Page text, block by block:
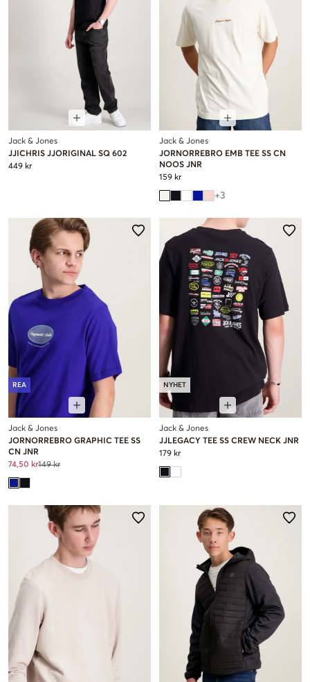
Jack & Jones
JJICHRIS JJORIGINAL SQ 602
449 kr
Jack & Jones
JORNORREBRO EMB TEE SS CN
NOOS JNR
159 kr
+3
REA
Jack & Jones
JORNORREBRO GRAPHIC TEE SS
CN JNR
74,50 kr149 kr
NYHET
Jack & Jones
JJLEGACY TEE SS CREW NECK JNR
179 kr